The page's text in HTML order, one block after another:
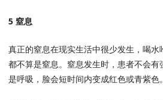
5 窒息
真正的窒息在现实生活中很少发生，喝
都不算是窒息。窒息发生时，患者不会
是呼吸，脸会短时间内变成红色或青紫色。